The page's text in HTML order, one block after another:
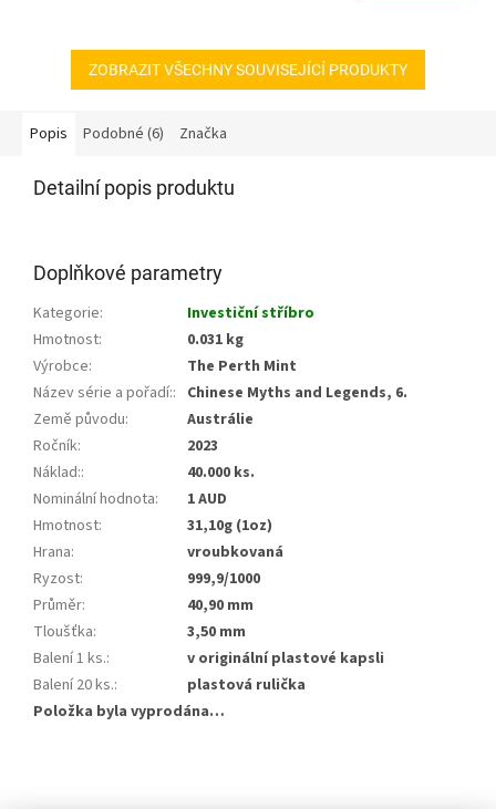
ZOBRAZIT VŠECHNY SOUVISEJÍCÍ PRODUKTY
Popis Podobné (6) Značka
Detailní popis produktu
Doplňkové parametry
Kategorie:
Investiční stříbro
Hmotnost:
0.031 kg
Výrobce:
The Perth Mint
Název série a pořadí:: Chinese Myths and Legends, 6.
Země původu:
Austrálie
Ročník:
2023
Náklad::
40.000 ks.
Nominální hodnota:
1 AUD
Hmotnost:
31,10g (1oz)
Hrana:
vroubkovaná
Ryzost:
999,9/1000
Průměr:
40,90 mm
Tloušťka:
3,50 mm
Balení 1 ks.:
v originální plastové kapsli
Balení 20 ks.:
plastová rulička
Položka byla vyprodána…